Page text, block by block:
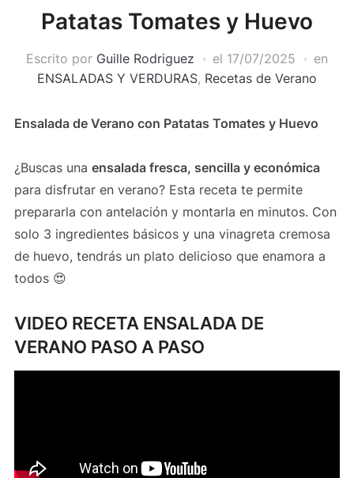
Patatas Tomates y Huevo
Escrito por Guille Rodriguez el 17/07/2025
en
ENSALADAS Y VERDURAS, Recetas de Verano
Ensalada de Verano con Patatas Tomates y Huevo
¿Buscas una ensalada fresca, sencilla y económica
para disfrutar en verano? Esta receta te permite
prepararla con antelación y montarla en minutos. Con
solo 3 ingredientes básicos y una vinagreta cremosa
de huevo, tendrás un plato delicioso que enamora a
todos 😍
VIDEO RECETA ENSALADA DE
VERANO PASO A PASO